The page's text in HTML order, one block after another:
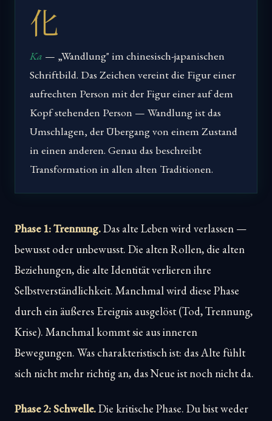
化
Ka — „Wandlung" im chinesisch-japanischen
Schriftbild. Das Zeichen vereint die Figur einer
aufrechten Person mit der Figur einer auf dem
Kopf stehenden Person — Wandlung ist das
Umschlagen, der Übergang von einem Zustand
in einen anderen. Genau das beschreibt
Transformation in allen alten Traditionen.
Phase 1: Trennung.Das alte Leben wird verlassen —
bewusst oder unbewusst. Die alten Rollen, die alten
Beziehungen, die alte Identität verlieren ihre
Selbstverständlichkeit. Manchmal wird diese Phase
durch ein äußeres Ereignis ausgelöst (Tod, Trennung,
Krise). Manchmal kommt sie aus inneren
Bewegungen. Was charakteristisch ist: das Alte fühlt
sich nicht mehr richtig an, das Neue ist noch nicht da.
Phase 2: Schwelle.Die kritische Phase. Du bist weder